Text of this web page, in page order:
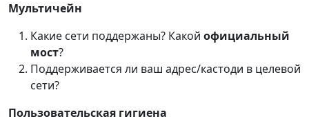
Мультичейн
Какие сети поддержаны? Какой официальный
мост?
Поддерживается ли ваш адрес/кастоди в целевой
сети?
Пользовательская гигиена